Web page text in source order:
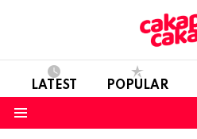
LATEST POPULAR